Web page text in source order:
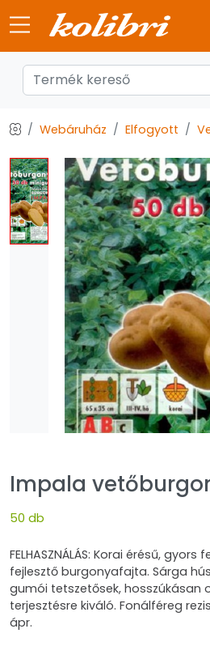
Webáruház Elfogyott
Impala
50 db
FELHASZNÁLÁS: Korai érésű,
fejlesztő burgonyafajta. Sárga
gumói tetszetősek, hosszúkásan
terjesztésre kiváló. Fonálféreg
ápr.